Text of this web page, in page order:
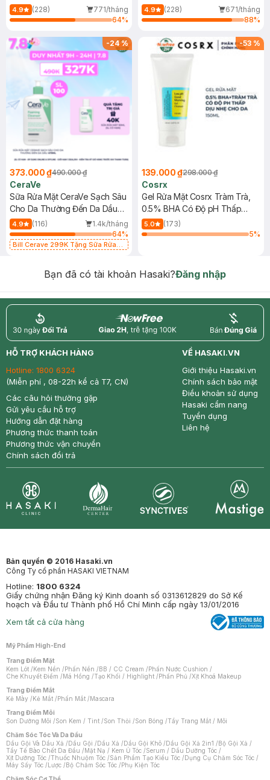
4.9 (228)
771/tháng
64%
500ml
4.9 (228)
671/tháng
88%
-24%
373.000 ₫490.000 ₫
CeraVe
Sữa Rửa Mặt CeraVe Sạch Sâu
Cho Da Thường Đến Da Dầu
473ml
4.9 (116)
1.4k/tháng
64%
Bill Cerave 299K Tặng Sữa Rửa
-53 %
139.000 ₫298.000 ₫
Cosrx
Gel Rửa Mặt Cosrx Tràm Trà,
0.5% BHA Có Độ pH Thấp
150ml
5.0
(173)
5%
Bạn đã có tài khoản Hasaki?Đăng nhập
return nowfree price
HỖ TRỢ KHÁCH HÀNG
Hotline: 1800 6324
(Miễn phí , 08-22h kể cả T7, CN)
Các câu hỏi thường gặp
Gửi yêu cầu hỗ trợ
Hướng dẫn đặt hàng
Phương thức thanh toán
Phương thức vận chuyển
Chính sách đổi trả
VỀ HASAKI.VN
Giới thiệu Hasaki.vn
Chính sách bảo mật
Điều khoản sử dụng
Hasaki cẩm nang
Tuyển dụng
Liên hệ
Bản quyền © 2016 Hasaki.vn
Công Ty cổ phần HASAKI VIETNAM
Hotline: 1800 6324
Giấy chứng nhận Đăng ký Kinh doanh số 0313612829 do Sở Kế
hoạch và Đầu tư Thành phố Hồ Chí Minh cấp ngày 13/01/2016
Xem tất cả cửa hàng
Mỹ Phẩm High-End
Trang Điểm Mặt
Kem Lót /Kem Nền /Phấn Nền /BB / CC Cream /Phấn Nước Cushion /
Che Khuyết Điểm /Má Hồng /Tạo Khối / Highlight /Phấn Phủ /Xịt Khoá Makeup
Trang Điểm Mắt
Kẻ Mày /Kẻ Mắt /Phấn Mắt /Mascara
Trang Điểm Môi
Son Dưỡng Môi /Son Kem / Tint /Son Thỏi /Son Bóng /Tẩy Trang Mắt / Môi
Chăm Sóc Tóc Và Da Đầu
Dầu Gội Và Dầu Xả /Dầu Gội /Dầu Xả /Dầu Gội Khô /Dầu Gội Xả 2in1 /Bộ Gội Xả /
Tẩy Tế Bào Chết Da Đầu /Mặt Nạ / Kem Ủ Tóc /Serum / Dầu Dưỡng Tóc /
Xịt Dưỡng Tóc /Thuốc Nhuộm Tóc /Sản Phẩm Tạo Kiểu Tóc /Dụng Cụ Chăm Sóc Tóc /
Máy Sấy Tóc /Lược /Bộ Chăm Sóc Tóc /Phụ Kiện Tóc